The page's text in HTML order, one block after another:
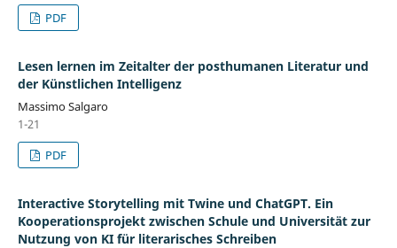
PDF
Lesen lernen im Zeitalter der posthumanen Literatur und
der Künstlichen Intelligenz
Massimo Salgaro
1-21
PDF
Interactive Storytelling mit Twine und ChatGPT. Ein
Kooperationsprojekt zwischen Schule und Universität zur
Nutzung von KI für literarisches Schreiben